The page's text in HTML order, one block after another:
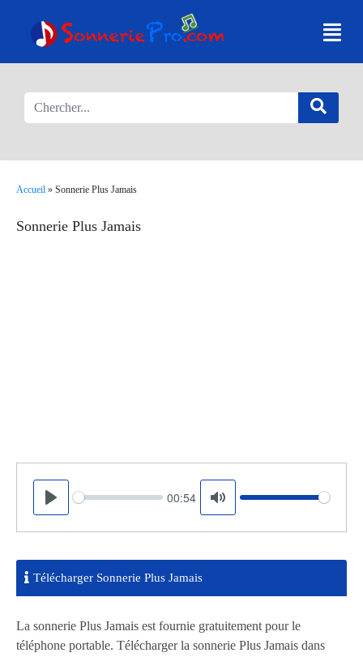
Accueil » Sonnerie Plus Jamais
Sonnerie Plus Jamais
Play
Seek 00:54
Mute
Volume
Télécharger Sonnerie Plus Jamais
La sonnerie Plus Jamais est fournie gratuitement pour le
téléphone portable. Télécharger la sonnerie Plus Jamais dans